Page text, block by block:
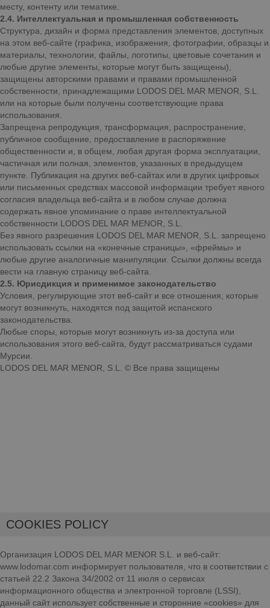
месту, контенту или тематике.
2.4. Интеллектуальная и промышленная собственность
Структура, дизайн и форма представления элементов, доступных
на этом веб-сайте (графика, изображения, фотографии, образцы и
материалы, технологии, файлы, логотипы, цветовые сочетания и
любые другие элементы, которые могут быть защищены),
защищены авторскими правами и правами промышленной
собственности, принадлежащими LODOS DEL MAR MENOR, S.L.
или на которые были получены соответствующие права
использования.
Запрещена репродукция, трансформация, распространение,
публичное сообщение, предоставление в распоряжение
общественности и, в общем, любая другая форма эксплуатации,
частичная или полная, элементов, указанных в предыдущем
пункте. Публикация на других веб-сайтах или в других цифровых
или письменных средствах массовой информации требует явного
согласия владельца веб-сайта и в любом случае должна
содержать явное упоминание о праве интеллектуальной
собственности LODOS DEL MAR MENOR, S.L.
Без явного разрешения LODOS DEL MAR MENOR, S.L. запрещено
использовать ссылки на «конечные страницы», «фреймы» и
любые другие аналогичные манипуляции. Ссылки должны всегда
вести на главную страницу веб-сайта.
2.5. Юрисдикция и применимое законодательство
Условия, регулирующие этот веб-сайт и все отношения, которые
могут возникнуть, находятся под защитой испанского
законодательства.
Любые споры, которые могут возникнуть из-за доступа или
использования этого веб-сайта, будут рассматриваться судами
Мурсии.
LODOS DEL MAR MENOR, S.L. © Все права защищены
COOKIES POLICY
Организация LODOS DEL MAR MENOR S.L. и веб-сайт:
www.lodomar.com информирует пользователя, что в соответствии с
статьей 22.2 Закона 34/2002 от 11 июля о сервисах
информационного общества и электронной торговле (LSSI),
данный сайт использует собственные и сторонние «cookies» для